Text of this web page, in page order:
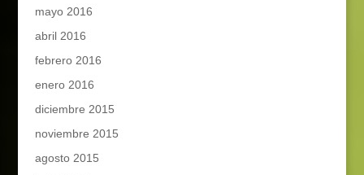
mayo 2016
abril 2016
febrero 2016
enero 2016
diciembre 2015
noviembre 2015
agosto 2015